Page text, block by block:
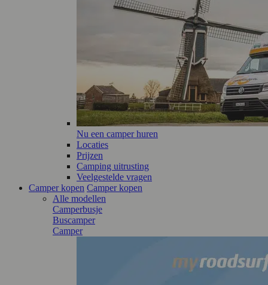
Nu een camper huren
Locaties
Prijzen
Camping uitrusting
Veelgestelde vragen
Camper kopen Camper kopen
Alle modellen
Camperbusje
Buscamper
Camper